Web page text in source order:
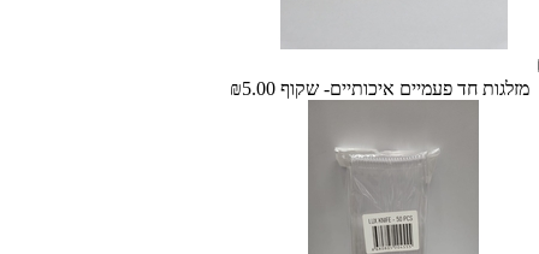
מזלגות חד פעמיים איכותיים- שקוף ₪5.00